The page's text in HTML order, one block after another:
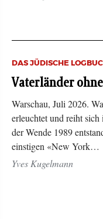
DAS JÜDISCHE
Vaterländer
Warschau, Juli 2026.
erleuchtet und reiht
der Wende 1989
einstigen «New York…
Yves Kugelmann